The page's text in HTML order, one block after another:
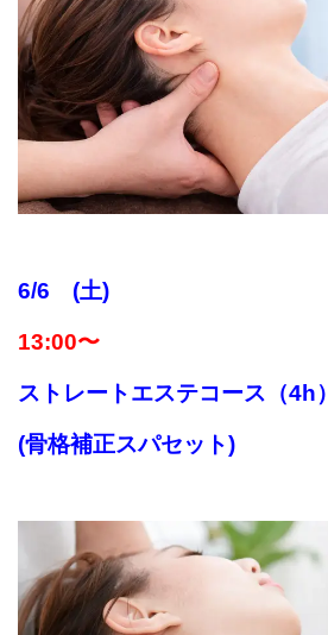
6/6 (土)
13:00〜
ストレートエステコース（4h）
(骨格補正スパセット)